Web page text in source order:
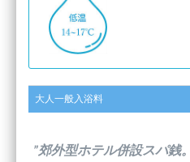
大人一般入浴料
”郊外型ホテル併設スパ銭